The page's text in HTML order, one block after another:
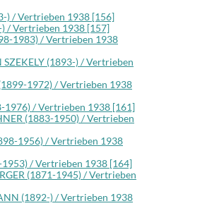
) / Vertrieben 1938 [156]
) / Vertrieben 1938 [157]
1983) / Vertrieben 1938
(1893-) / Vertrieben
1972) / Vertrieben 1938
1976) / Vertrieben 1938 [161]
(1883-1950) / Vertrieben
1956) / Vertrieben 1938
1953) / Vertrieben 1938 [164]
(1871-1945) / Vertrieben
(1892-) / Vertrieben 1938